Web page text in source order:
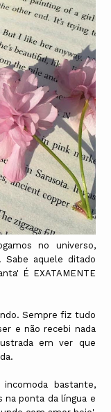
no universo,
aquele ditado
É EXATAMENTE
Sempre fiz tudo
e não recebi nada
em ver que
bastante,
na ponta da língua e